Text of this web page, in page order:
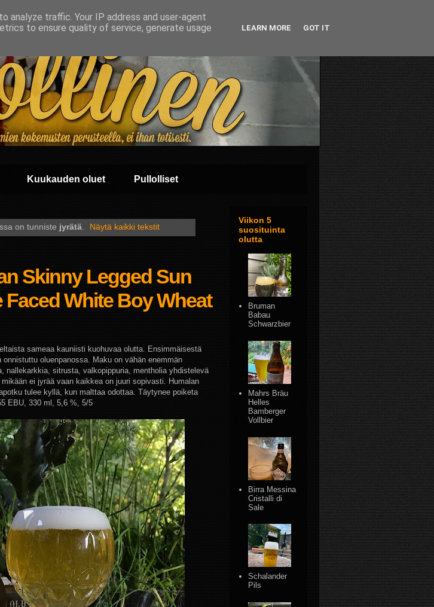
Kuukauden oluet Pullolliset
on tunniste jyrätä. Näytä kaikki tekstit
Skinny Legged Sun
White Boy Wheat
sameaa kauniisti kuohuvaa olutta. Ensimmäisestä
oluenpanossa. Maku on vähän enemmän
nallekarkkia, sitrusta, valkopippuria, mentholia yhdistelevä
ei jyrää vaan kaikkea on juuri sopivasti. Humalan
tulee kyllä, kun malttaa odottaa. Täytynee poiketa
EBU, 330 ml, 5,6 %, 5/5
Viikon 5
suosituinta
olutta
Bruman
Babau
Schwarzbier
Mahrs Bräu
Helles
Bamberger
Vollbier
Birra Messina
Cristalli di
Sale
Schalander
Pils
analyze traffic. Your IP address and user-agent
to ensure quality of service, generate usage
LEARN MORE GOT IT